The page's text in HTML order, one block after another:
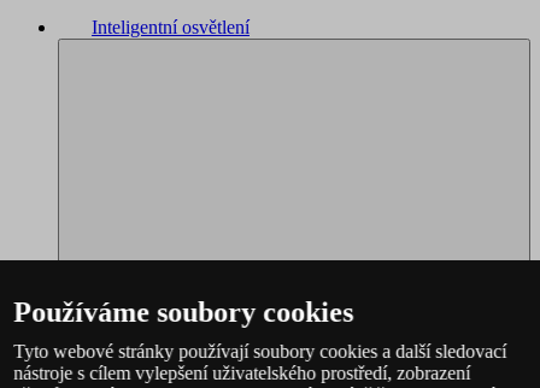
Inteligentní osvětlení
Používáme soubory cookies
Tyto webové stránky používají soubory cookies a další sledovací
nástroje s cílem vylepšení uživatelského prostředí, zobrazení